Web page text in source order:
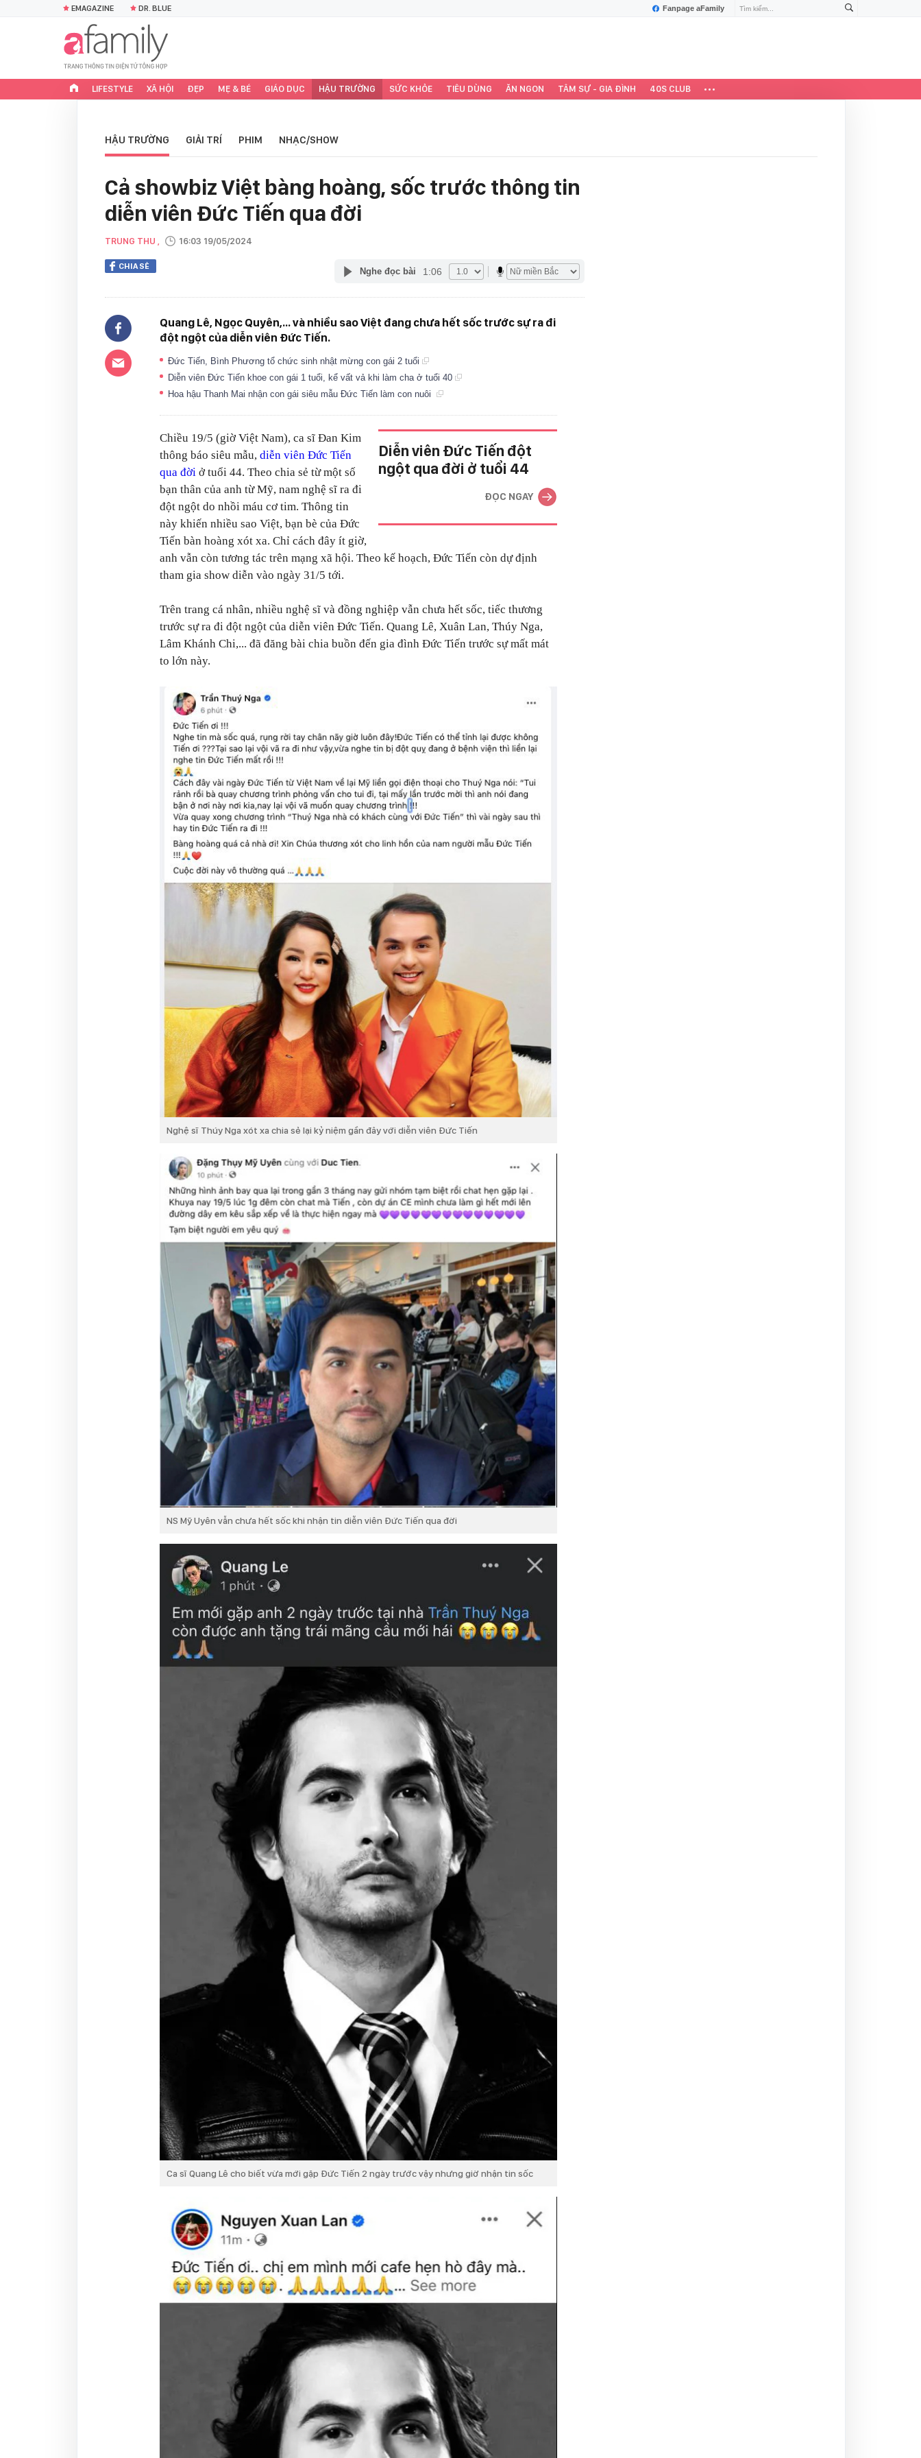
Fanpage aFamily
EMAGAZINE DR. BLUE
LIFESTYLE XÃ HỘI ĐẸP MẸ & BÉ GIÁO DỤC HẬU TRƯỜNG SỨC KHỎE TIÊU DÙNG ĂN NGON TÂM SỰ - GIA ĐÌNH 40S CLUB
HẬU TRƯỜNG GIẢI TRÍ PHIM NHẠC/SHOW
Cả showbiz Việt bàng hoàng, sốc trước thông tin
diễn viên Đức Tiến qua đời
TRUNG THU , 16:03 19/05/2024
CHIA SẺ Nghe đọc bài 1:06
Quang Lê, Ngọc Quyên,... và nhiều sao Việt đang chưa hết sốc trước sự ra đi
đột ngột của diễn viên Đức Tiến.
Đức Tiến, Bình Phương tổ chức sinh nhật mừng con gái 2 tuổi
Diễn viên Đức Tiến khoe con gái 1 tuổi, kể vất vả khi làm cha ở tuổi 40
Hoa hậu Thanh Mai nhận con gái siêu mẫu Đức Tiến làm con nuôi
Diễn viên Đức Tiến đột
ngột qua đời ở tuổi 44
ĐỌC NGAY
Chiều 19/5 (giờ Việt Nam), ca sĩ Đan Kim
thông báo siêu mẫu, diễn viên Đức Tiến
qua đời ở tuổi 44. Theo chia sẻ từ một số
bạn thân của anh từ Mỹ, nam nghệ sĩ ra đi
đột ngột do nhồi máu cơ tim. Thông tin
này khiến nhiều sao Việt, bạn bè của Đức
Tiến bàn hoàng xót xa. Chỉ cách đây ít giờ,
anh vẫn còn tương tác trên mạng xã hội. Theo kế hoạch, Đức Tiến còn dự định
tham gia show diễn vào ngày 31/5 tới.
Trên trang cá nhân, nhiều nghệ sĩ và đồng nghiệp vẫn chưa hết sốc, tiếc thương
trước sự ra đi đột ngột của diễn viên Đức Tiến. Quang Lê, Xuân Lan, Thúy Nga,
Lâm Khánh Chi,... đã đăng bài chia buồn đến gia đình Đức Tiến trước sự mất mát
to lớn này.
Nghệ sĩ Thúy Nga xót xa chia sẻ lại kỷ niệm gần đây với diễn viên Đức Tiến
NS Mỹ Uyên vẫn chưa hết sốc khi nhận tin diễn viên Đức Tiến qua đời
Ca sĩ Quang Lê cho biết vừa mới gặp Đức Tiến 2 ngày trước vậy nhưng giờ nhận tin sốc